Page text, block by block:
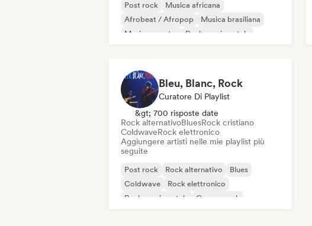
Post rock
Musica africana
Afrobeat / Afropop
Musica brasiliana
Musica country
Rock sperimentale
Bleu, Blanc, Rock
Curatore Di Playlist
&gt; 700 risposte date
Rock alternativoBluesRock cristiano
ColdwaveRock elettronico
Aggiungere artisti nelle mie playlist più
seguite
Post rock Rock alternativo
Blues
Coldwave
Rock elettronico
Rock sperimentale
Garage rock